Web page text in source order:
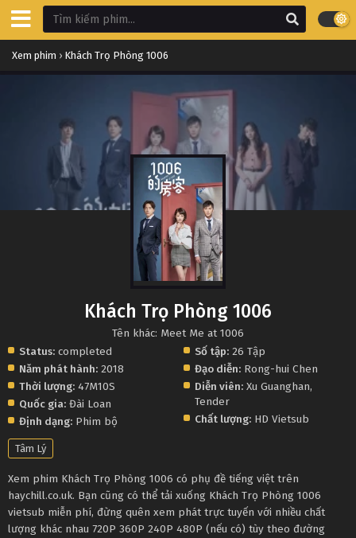
Xem phim › Khách Trọ Phòng 1006
Khách Trọ Phòng 1006
Tên khác: Meet Me at 1006
Status: completed
Năm phát hành: 2018
Thời lượng: 47M10S
Quốc gia: Đài Loan
Định dạng: Phim bộ
Số tập: 26 Tập
Đạo diễn: Rong-hui Chen
Diễn viên: Xu Guanghan,
Tender
Chất lượng: HD Vietsub
Tâm Lý
Xem phim Khách Trọ Phòng 1006 có phụ đề tiếng việt trên
haychill.co.uk. Bạn cũng có thể tải xuống Khách Trọ Phòng 1006
vietsub miễn phí, đừng quên xem phát trực tuyến với nhiều chất
lượng khác nhau 720P 360P 240P 480P (nếu có) tùy theo đường